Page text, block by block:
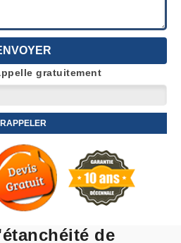
gratuitement
de